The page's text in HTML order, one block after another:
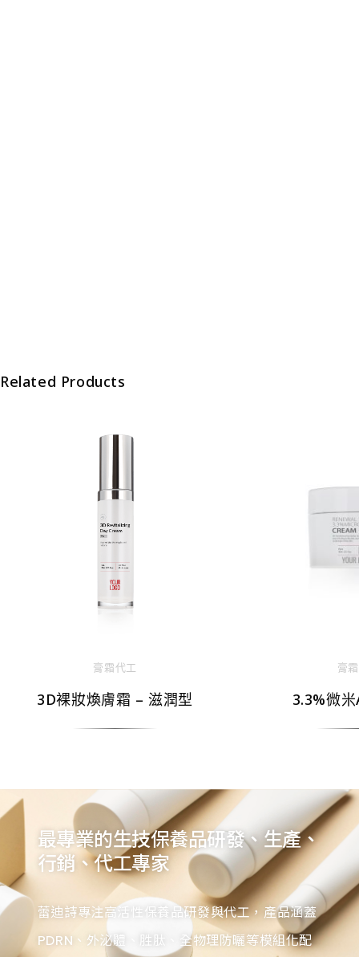
Related Products
膏霜代工
3D裸妝煥膚霜 – 滋潤型
膏
3.3%微
最專業的生技保養品研發、生產、
行銷、代工專家
蕾迪詩專注高活性保養品研發與代工，產品涵蓋
PDRN、外泌體、胜肽、全物理防曬等模組化配